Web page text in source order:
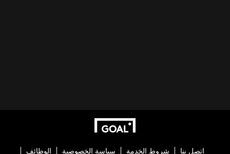
اتصل بنا شروط الخدمة سياسة الخصوصية الوظائف